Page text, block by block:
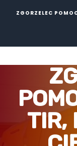
ZGORZELEC
TIR,